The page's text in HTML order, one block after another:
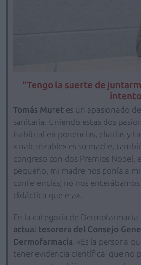
"Tengo la suerte de
Tomás Muret es un apasionado
sanitaria. Uniendo estas dos
Habitual en ponencias, charlas y
«inalcanzable» es su madre,
congreso con dos Premios Nobel,
pequeño, mi madre nos ponía a
conferencias; no nos
didáctica que era».
En la categoría de
actual tesorera del Consejo
Dermofarmacia . «Es la persona
tener evidencia científica, que no